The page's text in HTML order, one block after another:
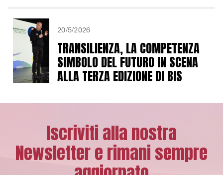
20/5/2026
TRANSILIENZA, LA COMPETENZA
SIMBOLO DEL FUTURO IN SCENA
ALLA TERZA EDIZIONE DI BIS
Iscriviti alla nostra
Newsletter e rimani sempre